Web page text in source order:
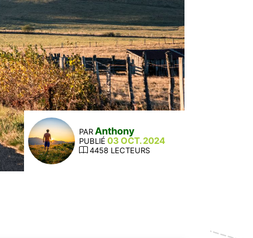
PAR Anthony
PUBLIÉ 03 OCT. 2024
4458 LECTEURS